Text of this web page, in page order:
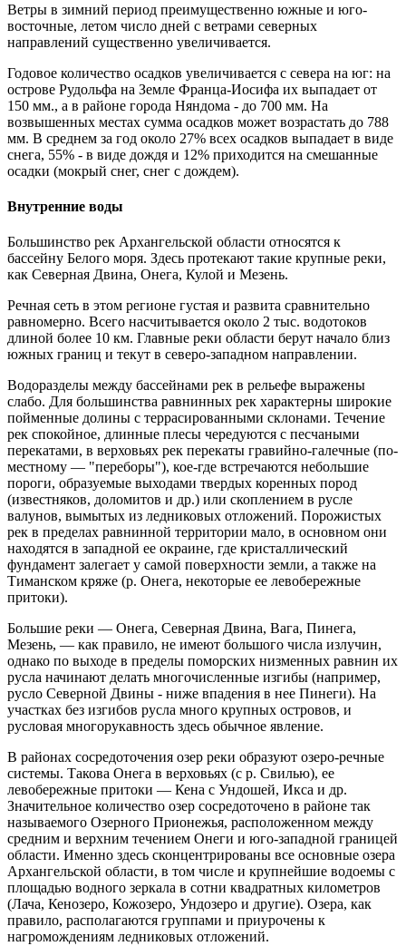
Ветры в зимний период преимущественно южные и юго-
восточные, летом число дней с ветрами северных
направлений существенно увеличивается.
Годовое количество осадков увеличивается с севера на юг: на
острове Рудольфа на Земле Франца-Иосифа их выпадает от
150 мм., а в районе города Няндома - до 700 мм. На
возвышенных местах сумма осадков может возрастать до 788
мм. В среднем за год около 27% всех осадков выпадает в виде
снега, 55% - в виде дождя и 12% приходится на смешанные
осадки (мокрый снег, снег с дождем).
Внутренние воды
Большинство рек Архангельской области относятся к
бассейну Белого моря. Здесь протекают такие крупные реки,
как Северная Двина, Онега, Кулой и Мезень.
Речная сеть в этом регионе густая и развита сравнительно
равномерно. Всего насчитывается около 2 тыс. водотоков
длиной более 10 км. Главные реки области берут начало близ
южных границ и текут в северо-западном направлении.
Водоразделы между бассейнами рек в рельефе выражены
слабо. Для большинства равнинных рек характерны широкие
пойменные долины с террасированными склонами. Течение
рек спокойное, длинные плесы чередуются с песчаными
перекатами, в верховьях рек перекаты гравийно-галечные (по-
местному — "переборы"), кое-где встречаются небольшие
пороги, образуемые выходами твердых коренных пород
(известняков, доломитов и др.) или скоплением в русле
валунов, вымытых из ледниковых отложений. Порожистых
рек в пределах равнинной территории мало, в основном они
находятся в западной ее окраине, где кристаллический
фундамент залегает у самой поверхности земли, а также на
Тиманском кряже (р. Онега, некоторые ее левобережные
притоки).
Большие реки — Онега, Северная Двина, Вага, Пинега,
Мезень, — как правило, не имеют большого числа излучин,
однако по выходе в пределы поморских низменных равнин их
русла начинают делать многочисленные изгибы (например,
русло Северной Двины - ниже впадения в нее Пинеги). На
участках без изгибов русла много крупных островов, и
русловая многорукавность здесь обычное явление.
В районах сосредоточения озер реки образуют озеро-речные
системы. Такова Онега в верховьях (с р. Свилью), ее
левобережные притоки — Кена с Ундошей, Икса и др.
Значительное количество озер сосредоточено в районе так
называемого Озерного Прионежья, расположенном между
средним и верхним течением Онеги и юго-западной границей
области. Именно здесь сконцентрированы все основные озера
Архангельской области, в том числе и крупнейшие водоемы с
площадью водного зеркала в сотни квадратных километров
(Лача, Кенозеро, Кожозеро, Ундозеро и другие). Озера, как
правило, располагаются группами и приурочены к
нагромождениям ледниковых отложений.